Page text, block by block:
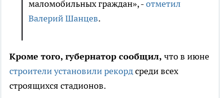
маломобильных граждан», -отметил
Валерий Шанцев.
Кроме того, губернатор сообщил, что в июне
строители установили рекордсреди всех
строящихся стадионов.